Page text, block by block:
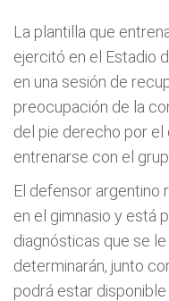
La plantilla que
ejercitó en el Estadio
en una sesión de
preocupación de la
del pie derecho por el
entrenarse con el
El defensor argentino
en el gimnasio y está
diagnósticas que se
determinarán, junto
podrá estar